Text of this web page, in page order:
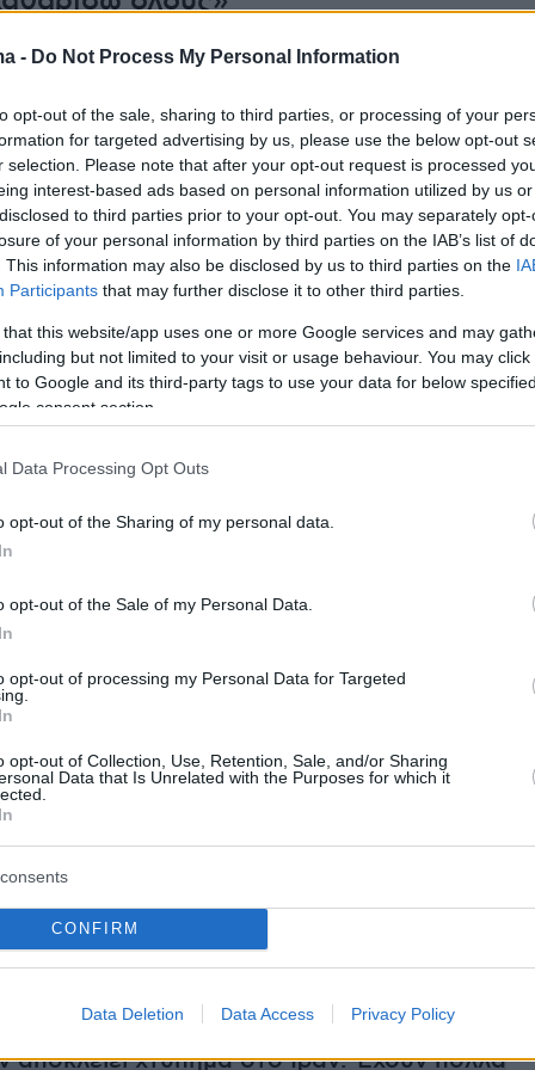
- Do Not Process My Personal Information
opt-out of the sale, sharing to third parties, or processing of your
for targeted advertising by us, please use the below opt-out
selection. Please note that after your opt-out request is processed
interest-based ads based on personal information utilized by us
to third parties prior to your opt-out. You may separately
of your personal information by third parties on the IAB’s list of
This information may also be disclosed by us to third parties on the
Participants that may further disclose it to other third parties.
that this website/app uses one or more Google services and may
but not limited to your visit or usage behaviour. You may
to Google and its third-party tags to use your data for below
consent section.
Data Processing Opt Outs
opt-out of the Sharing of my personal data.
opt-out of the Sale of my Personal Data.
opt-out of processing my Personal Data for Targeted
opt-out of Collection, Use, Retention, Sale, and/or Sharing
Data that Is Unrelated with the Purposes for which it
CONFIRM
Data Deletion Data Access Privacy Policy
είχε σημειωθεί στις 30 Αυγούστου 2024 το
να επεδίωκε επίμονα την
με την σύζυγό του, κάτι που εκείνη δεν
της 30ης Αυγούστου, ο 58χρονος πήγε
σπίτι όπου διέμεναν η σύζυγος με τα
και έβγαλε μαχαίρι με λάμα μήκους 10
φωνάζοντας «θα σας καθαρίσω όλους». Η
μπήκε μπροστά σε μια προσπάθεια να τον
το μαχαίρι καρφώθηκε στον μηρό της,
της τραύμα βάθους τριών εκατοστών.
κατάσταση σοκ μεταφέρθηκε στο
Βόλου
η κόρη τους, βλέποντας τον πατέρα με το
να ανέβει στο σπίτι τους.
μήνυση εναντίον του συζύγου της και
ασκήθηκε δίωξη για απόπειρα
από πρόθεση σε ήρεμη ψυχική
για μετατροπή της κατηγορίας σε
σωματική βλάβη.
αποκλείει χτύπημα στο Ιράν: Έχουν πολλά